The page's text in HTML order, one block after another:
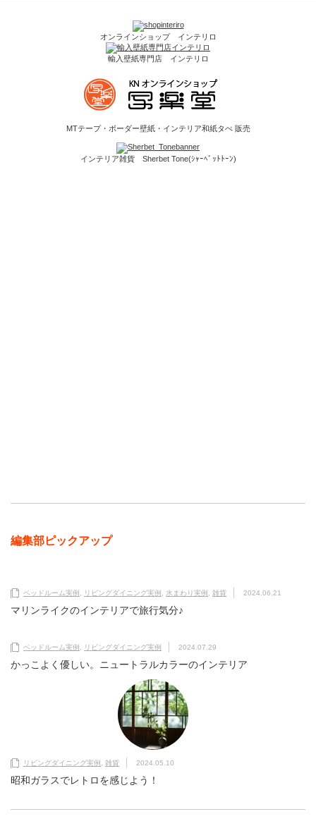
オンラインショップ インテリロ
輸入壁紙専門店 インテリロ
MTテープ・ボーダー壁紙・インテリア和紙タぺ 販売
インテリア雑貨 Sherbet Tone(ｼｬｰﾍﾞｯﾄﾄｰﾝ)
編集部ピックアップ
ベッドルーム実例 リビングダイニング実例 水まわり実例 雑貨 2024.06.21
マリンライクのインテリアで旅行気分♪
ベッドルーム実例 リビングダイニング実例 2024.07.29
かっこよく優しい。ニュートラルカラーのインテリア
リビングダイニング実例 雑貨 2024.05.10
昭和ガラスでレトロを感じよう！